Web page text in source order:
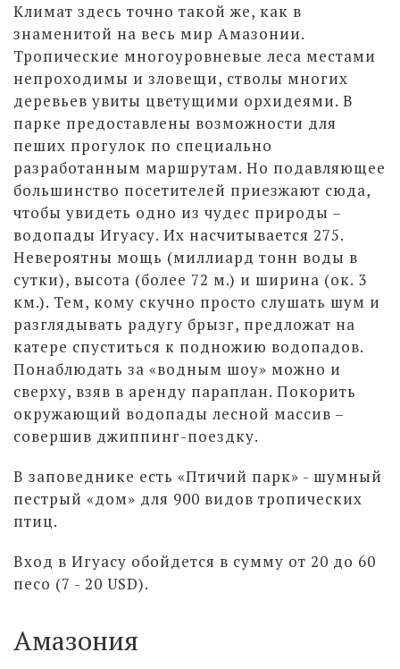
Климат здесь точно такой же, как в
знаменитой на весь мир Амазонии.
Тропические многоуровневые леса местами
непроходимы и зловещи, стволы многих
деревьев увиты цветущими орхидеями. В
парке предоставлены возможности для
пеших прогулок по специально
разработанным маршрутам. Но подавляющее
большинство посетителей приезжают сюда,
чтобы увидеть одно из чудес природы –
водопады Игуасу. Их насчитывается 275.
Невероятны мощь (миллиард тонн воды в
сутки), высота (более 72 м.) и ширина (ок. 3
км.). Тем, кому скучно просто слушать шум и
разглядывать радугу брызг, предложат на
катере спуститься к подножию водопадов.
Понаблюдать за «водным шоу» можно и
сверху, взяв в аренду параплан. Покорить
окружающий водопады лесной массив –
совершив джиппинг-поездку.
В заповеднике есть «Птичий парк» - шумный
пестрый «дом» для 900 видов тропических
птиц.
Вход в Игуасу обойдется в сумму от 20 до 60
песо (7 - 20 USD).
Амазония